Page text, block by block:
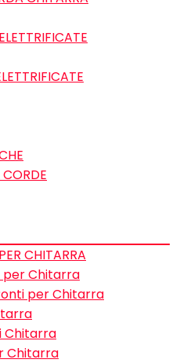
CORDE
CHITARRA
Chitarra
per Chitarra
Chitarra
Chitarra